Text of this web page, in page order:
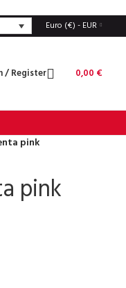
Euro (€) - EUR
/ Register 0,00 €
pink
pink